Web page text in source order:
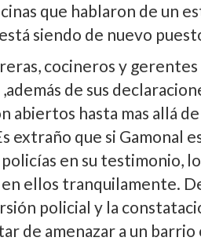
que hablaron de un
siendo de nuevo
cocineros y
de sus
abiertos hasta mas allá
extraño que si Gamonal
en su testimonio,
ellos tranquilamente.
policial y la
de amenazar a un